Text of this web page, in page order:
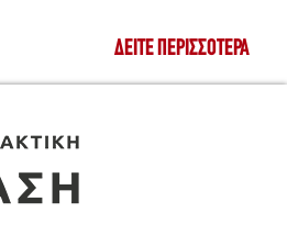
ΔΕΊΤΕ ΠΕΡΙΣΣΌΤΕΡΑ